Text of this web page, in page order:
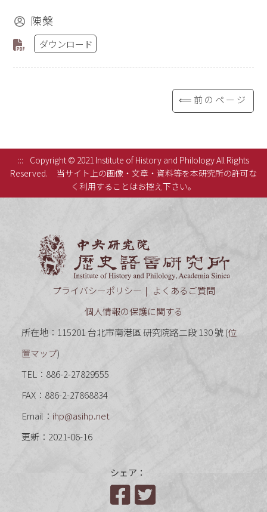
陳槃
ダウンロード
⟸前のページ
:::
Copyright © 2021 Institute of History and Philology All Rights
Reserved.
当サイト上の画像・文章・資料等を本研究所の許可な
く利用することはお控え下さい。
プライバシーポリシー
よくあるご質問
個人情報の保護に関する
所在地：115201 台北市南港區 研究院路二段 130 號 (位
置マップ)
TEL：886-2-27829555
FAX：886-2-27868834
Email： ihp@asihp.net
更新：2021-06-16
シェア：
Facebook